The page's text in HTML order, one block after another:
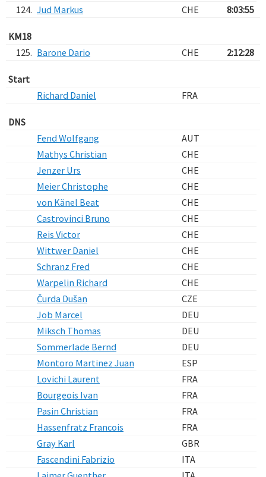
124. Jud Markus CHE 8:03:55
KM18
125. Barone Dario CHE 2:12:28
Start
Richard Daniel
FRA
DNS
Fend Wolfgang
AUT
Mathys Christian
CHE
Jenzer Urs
CHE
Meier Christophe
CHE
von Känel Beat
CHE
Castrovinci Bruno
CHE
Reis Victor
CHE
Wittwer Daniel
CHE
Schranz Fred
CHE
Warpelin Richard
CHE
Čurda Dušan
CZE
Job Marcel
DEU
Miksch Thomas
DEU
Sommerlade Bernd
DEU
Montoro Martinez Juan
ESP
Lovichi Laurent
FRA
Bourgeois Ivan
FRA
Pasin Christian
FRA
Hassenfratz Francois
FRA
Gray Karl
GBR
Fascendini Fabrizio
ITA